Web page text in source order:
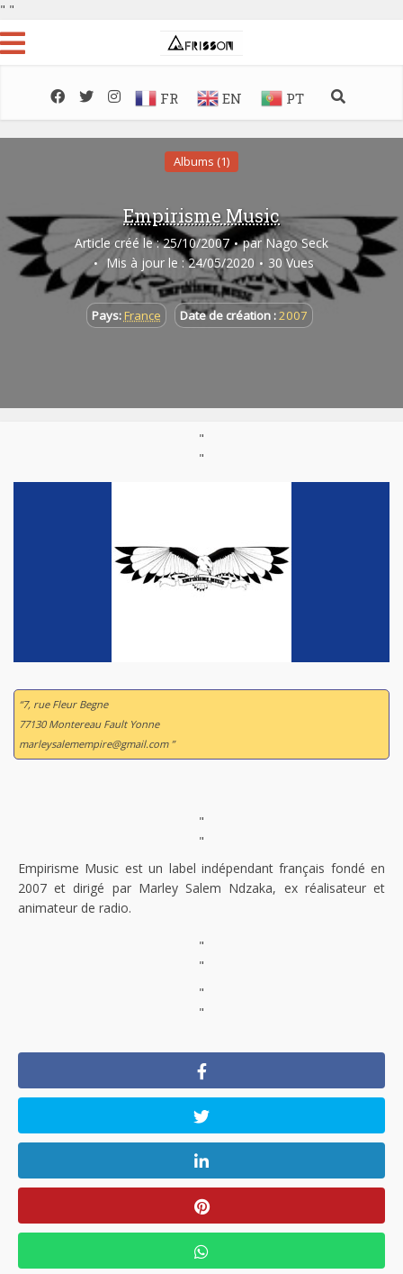
" "
FR EN PT
Albums (1)
Empirisme Music
Article créé le : 25/10/2007 par Nago Seck
Mis à jour le : 24/05/2020
30 Vues
Pays: France Date de création :2007
"
"
“7, rue Fleur Begne
77130 Montereau Fault Yonne
marleysalemempire@gmail.com ”
"
"
Empirisme Music est un label indépendant français fondé en
2007 et dirigé par Marley Salem Ndzaka, ex réalisateur et
animateur de radio.
"
"
"
"